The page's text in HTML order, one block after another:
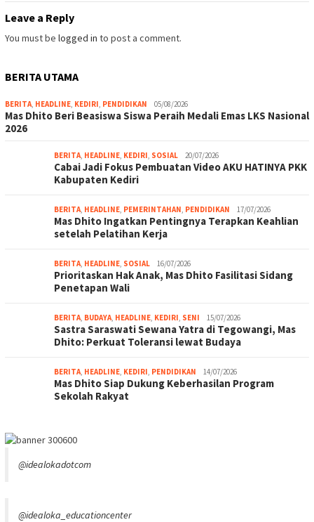
Leave a Reply
You must be logged in to post a comment.
BERITA UTAMA
BERITA, HEADLINE, KEDIRI, PENDIDIKAN 05/08/2026
Mas Dhito Beri Beasiswa Siswa Peraih Medali Emas LKS Nasional
2026
BERITA, HEADLINE, KEDIRI, SOSIAL 20/07/2026
Cabai Jadi Fokus Pembuatan Video AKU HATINYA PKK
Kabupaten Kediri
BERITA, HEADLINE, PEMERINTAHAN, PENDIDIKAN 17/07/2026
Mas Dhito Ingatkan Pentingnya Terapkan Keahlian
setelah Pelatihan Kerja
BERITA, HEADLINE, SOSIAL 16/07/2026
Prioritaskan Hak Anak, Mas Dhito Fasilitasi Sidang
Penetapan Wali
BERITA, BUDAYA, HEADLINE, KEDIRI, SENI 15/07/2026
Sastra Saraswati Sewana Yatra di Tegowangi, Mas
Dhito: Perkuat Toleransi lewat Budaya
BERITA, HEADLINE, KEDIRI, PENDIDIKAN 14/07/2026
Mas Dhito Siap Dukung Keberhasilan Program
Sekolah Rakyat
@idealokadotcom
@idealoka_educationcenter